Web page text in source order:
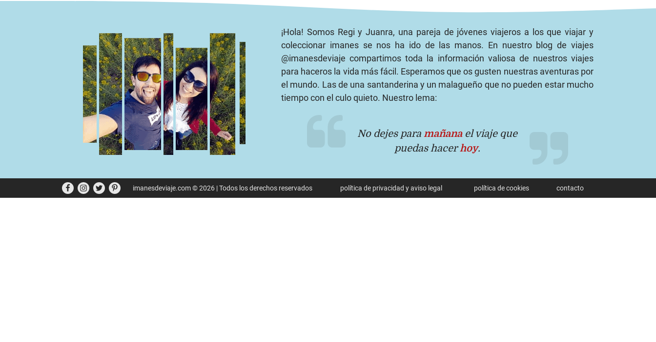
¡Hola! Somos Regi y Juanra, una pareja de jóvenes viajeros a los que viajar y
coleccionar imanes se nos ha ido de las manos. En nuestro blog de viajes
@imanesdeviaje compartimos toda la información valiosa de nuestros viajes
para haceros la vida más fácil. Esperamos que os gusten nuestras aventuras por
el mundo. Las de una santanderina y un malagueño que no pueden estar mucho
tiempo con el culo quieto. Nuestro lema:
No dejes para mañana el viaje que
puedas hacerhoy.
imanesdeviaje.com © 2026 | Todos los derechos reservados política de privacidad y aviso legal política de cookies contacto